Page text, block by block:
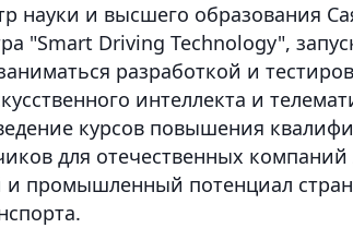
науки и высшего образования
"Smart Driving Technology",
разработкой и
интеллекта и
курсов повышения
для отечественных
и промышленный потенциал